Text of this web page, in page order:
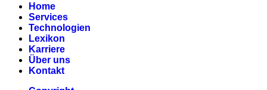
Home
Services
Technologien
Lexikon
Karriere
Über uns
Kontakt